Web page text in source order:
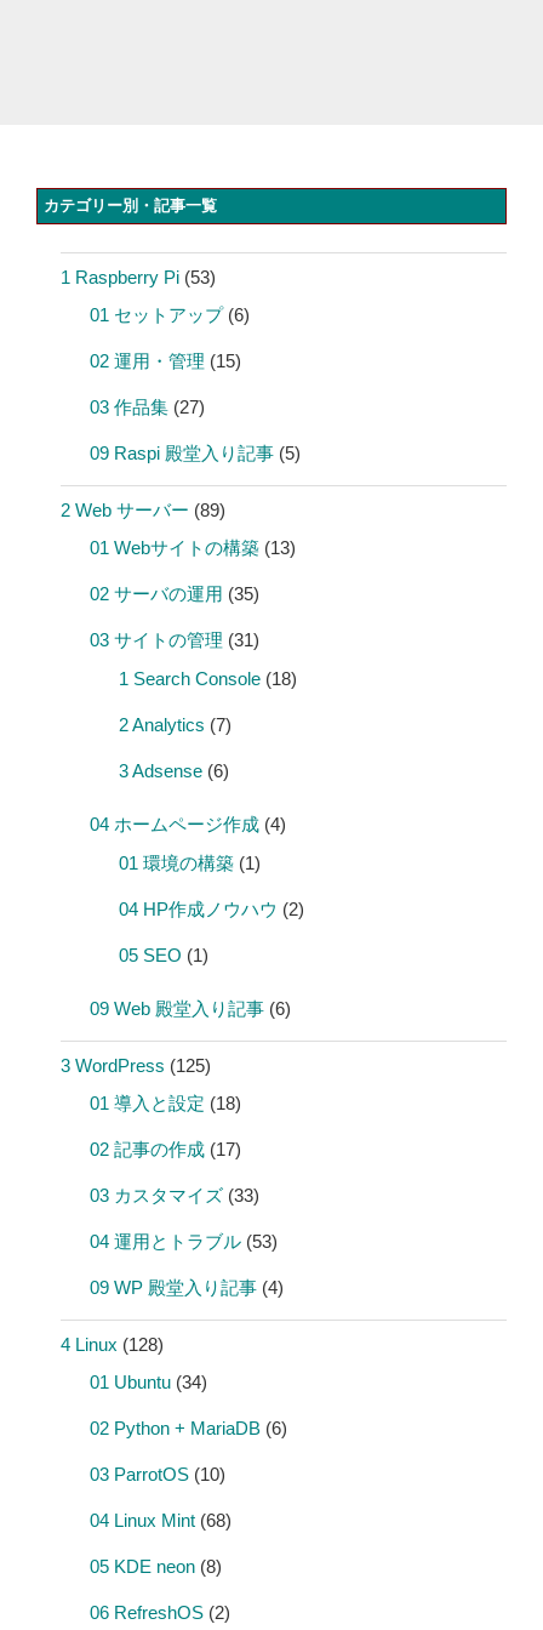
カテゴリー別・記事一覧
1 Raspberry Pi (53)
01 セットアップ(6)
02 運用・管理 (15)
03 作品集 (27)
09 Raspi 殿堂入り記事 (5)
2 Web サーバー (89)
01 Webサイトの構築 (13)
02 サーバの運用 (35)
03 サイトの管理 (31)
1 Search Console (18)
2 Analytics (7)
3 Adsense (6)
04 ホームページ作成 (4)
01 環境の構築 (1)
04 HP作成ノウハウ (2)
05 SEO (1)
09 Web 殿堂入り記事 (6)
3 WordPress (125)
01 導入と設定 (18)
02 記事の作成 (17)
03 カスタマイズ (33)
04 運用とトラブル (53)
09 WP 殿堂入り記事 (4)
4 Linux (128)
01 Ubuntu (34)
02 Python + MariaDB (6)
03 ParrotOS (10)
04 Linux Mint (68)
05 KDE neon (8)
06 RefreshOS (2)